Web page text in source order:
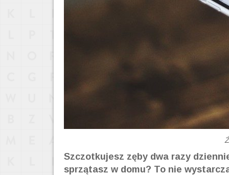
Szczotkujesz zęby dwa razy
sprzątasz w domu? To nie